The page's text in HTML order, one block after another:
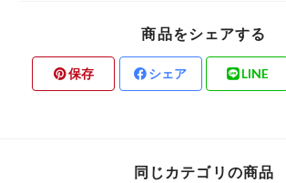
商品をシェアする
保存 シェア LINE
同じカテゴリの商品